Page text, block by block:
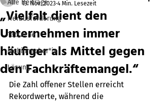
Alle Beiträge
Herausforderung
Tatsache
Mobilmacher*in
Lösung
„Vielfalt dient den
Unternehmen immer
häufiger als Mittel gegen
den Fachkräftemangel.“
13. Nov. 2023 4 Min. Lesezeit
Die Zahl offener Stellen erreicht
Rekordwerte, während die